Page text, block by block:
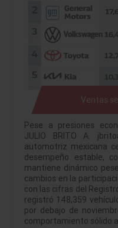
Ventas
Pese a presiones
JULIO BRITO A.
automotriz mexicana
desempeño estable,
mantiene dinámico
cambios en la
con las cifras del
registró 148,359
por debajo de
comportamiento sólido